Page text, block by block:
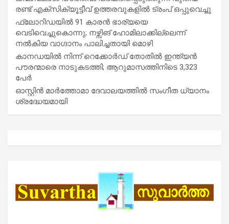
രണ്ട് എക്സിക്യൂട്ടീവ് ഉത്തരവുകളിൽ ട്രംപ് ഒപ്പുവെച്ചു
ഫ്ലോറിഡയിൽ 91 കാരൻ ഭാര്യയെ
വെടിവെച്ചുകൊന്നു; നഴ്സിങ് ഹോമിലാക്കില്ലെന്ന്
നൽകിയ വാഗ്ദാനം പാലിച്ചതായി മൊഴി
കാനഡയിൽ നിന്ന് റെക്കോർഡ് തോതിൽ ഇന്ത്യൻ
പൗരന്മാരെ നാടുകടത്തി; ആറുമാസത്തിനിടെ 3,323
പേർ
ഓസ്റ്റിൻ മാർത്തോമാ ദേവാലയത്തിൽ സംഗീത ധ്യാനം
ശ്രദ്ധേയമായി